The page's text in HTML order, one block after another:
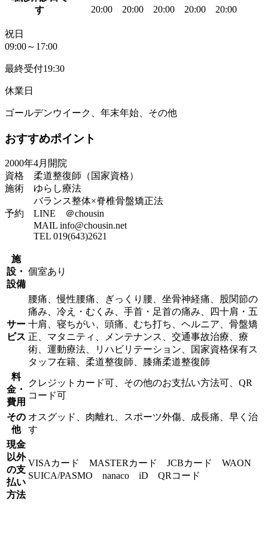
す
20:00
20:00
20:00
20:00
20:00
祝日
09:00～17:00
最終受付19:30
休業日
ゴールデンウイーク、年末年始、その他
おすすめポイント
2000年4月開院
資格 柔道整復師（国家資格）
施術 ゆらし療法
バランス整体×脊椎骨盤矯正法
予約 LINE ＠chousin
MAIL info@chousin.net
TEL 019(643)2621
施
設・
設備
個室あり
サー
ビス
腰痛、慢性腰痛、ぎっくり腰、坐骨神経痛、股関節の
痛み、冷え・むくみ、手首・足首の痛み、四十肩・五
十肩、寝ちがい、頭痛、むち打ち、ヘルニア、骨盤矯
正、マタニティ、メンテナンス、交通事故治療、療
術、運動療法、リハビリテーション、国家資格保有ス
タッフ在籍、柔道整復師、膝痛柔道整復師
料
金・
費用
クレジットカード可、その他のお支払い方法可、QR
コード可
その
他
オスグッド、肉離れ、スポーツ外傷、成長痛、早く治
す
現金
以外
の支
払い
方法
VISAカード MASTERカード JCBカード WAON
SUICA/PASMO nanaco iD QRコード